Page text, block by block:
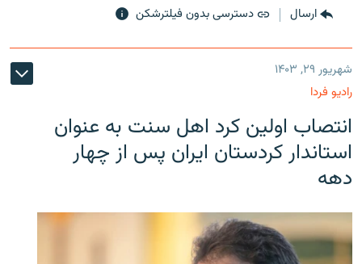
ارسال دسترسی بدون فیلترشکن
شهریور ۲۹, ۱۴۰۳
رادیو فردا
انتصاب اولین کرد اهل سنت به عنوان
استاندار کردستان ایران پس از چهار
دهه